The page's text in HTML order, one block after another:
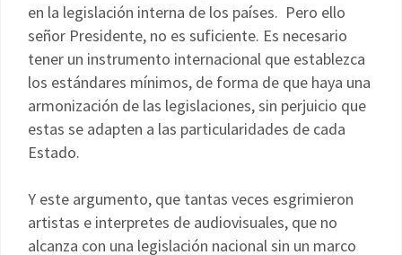
en la legislación interna de los países. Pero ello
señor Presidente, no es suficiente. Es necesario
tener un instrumento internacional que establezca
los estándares mínimos, de forma de que haya una
armonización de las legislaciones, sin perjuicio que
estas se adapten a las particularidades de cada
Estado.
Y este argumento, que tantas veces esgrimieron
artistas e interpretes de audiovisuales, que no
alcanza con una legislación nacional sin un marco